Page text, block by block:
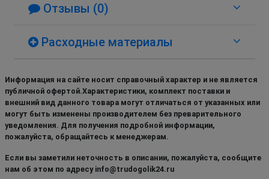
Отзывы (0)
Расходные материалы
Информация на сайте носит справочный характер и не является
публичной офертой.Характеристики, комплект поставки и
внешний вид данного товара могут отличаться от указанных или
могут быть изменены производителем без преварительного
уведомления. Для получения подробной информации,
пожалуйста, обращайтесь к менеджерам.
Если вы заметили неточность в описании, пожалуйста, сообщите
нам об этом по адресу info@trudogolik24.ru